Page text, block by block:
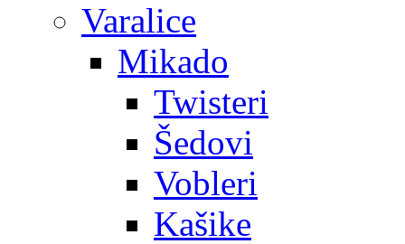
Varalice
Mikado
Twisteri
Šedovi
Vobleri
Kašike